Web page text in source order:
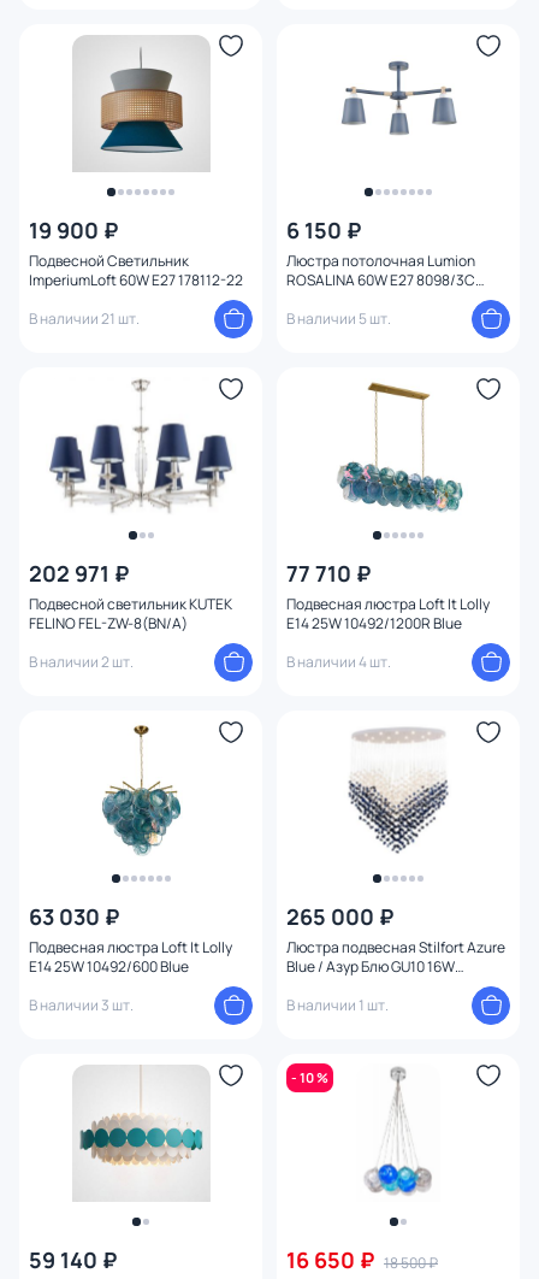
19 900 ₽
Подвесной Светильник
ImperiumLoft 60W E27 178112-22
В наличии 21 шт.
6 150 ₽
Люстра потолочная Lumion
ROSALINA 60W E27 8098/3C
В наличии 5 шт.
202 971 ₽
Подвесной светильник KUTEK
FELINO FEL-ZW-8(BN/A)
В наличии 2 шт.
77 710 ₽
Подвесная люстра Loft It Lolly
E14 25W 10492/1200R Blue
В наличии 4 шт.
63 030 ₽
Подвесная люстра Loft It Lolly
E14 25W 10492/600 Blue
В наличии 3 шт.
265 000 ₽
Люстра подвесная Stilfort Azure
Blue / Азур Блю GU10 16W
В наличии 1 шт.
59 140 ₽
- 10 %
16 650 ₽ 18 500 ₽
Страна
Материал плафона
Материал
Цвет плафона
Высота (мм)
Ширина (мм)
Длина (мм)
Тип помещения
Назначение
Форма
Вид рассеивателя
Форма плафона
Оформление